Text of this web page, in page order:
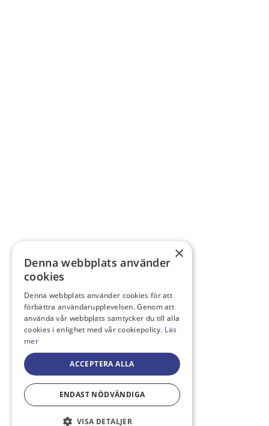
×
Denna webbplats använder
cookies
Denna webbplats använder cookies för att
förbättra användarupplevelsen. Genom att
använda vår webbplats samtycker du till alla
cookies i enlighet med vår cookiepolicy. Läs
mer
ACCEPTERA ALLA
ENDAST NÖDVÄNDIGA
VISA DETALJER